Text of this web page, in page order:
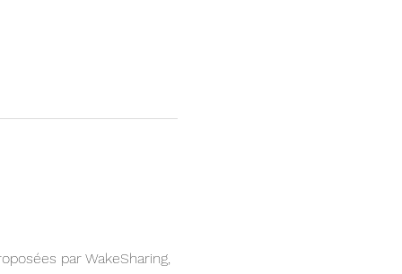
par WakeSharing,